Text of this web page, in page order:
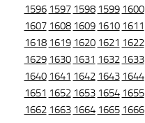
1596 1597 1598 1599 1600
1607 1608 1609 1610 1611
1618 1619 1620 1621 1622
1629 1630 1631 1632 1633
1640 1641 1642 1643 1644
1651 1652 1653 1654 1655
1662 1663 1664 1665 1666